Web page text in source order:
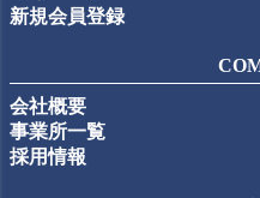
新規会員登録
会社概要
事業所一覧
採用情報